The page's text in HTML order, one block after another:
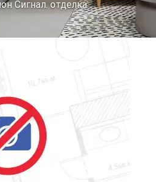
Сигнал. отделка